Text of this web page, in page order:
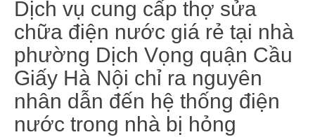
Dịch vụ cung cấp thợ sửa
chữa điện nước giá rẻ tại nhà
phường Dịch Vọng quận Cầu
Giấy Hà Nội chỉ ra nguyên
nhân dẫn đến hệ thống điện
nước trong nhà bị hỏng